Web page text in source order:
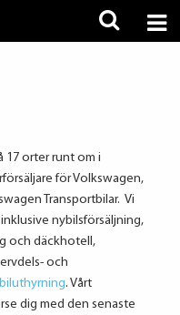
17 orter runt om i
för Volkswagen,
Transportbilar. Vi
nybilsförsäljning,
och däckhotell,
och
. Vårt
dig med den senaste